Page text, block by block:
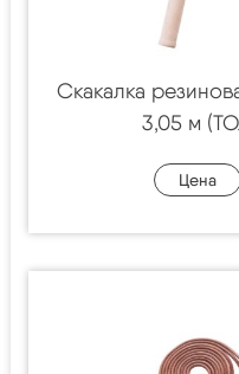
Скакалка
3,05 м
Цена